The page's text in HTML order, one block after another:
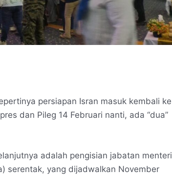
persiapan Isran masuk kembali ke
dan Pileg 14 Februari nanti, ada “dua”
adalah pengisian jabatan menteri
serentak, yang dijadwalkan November